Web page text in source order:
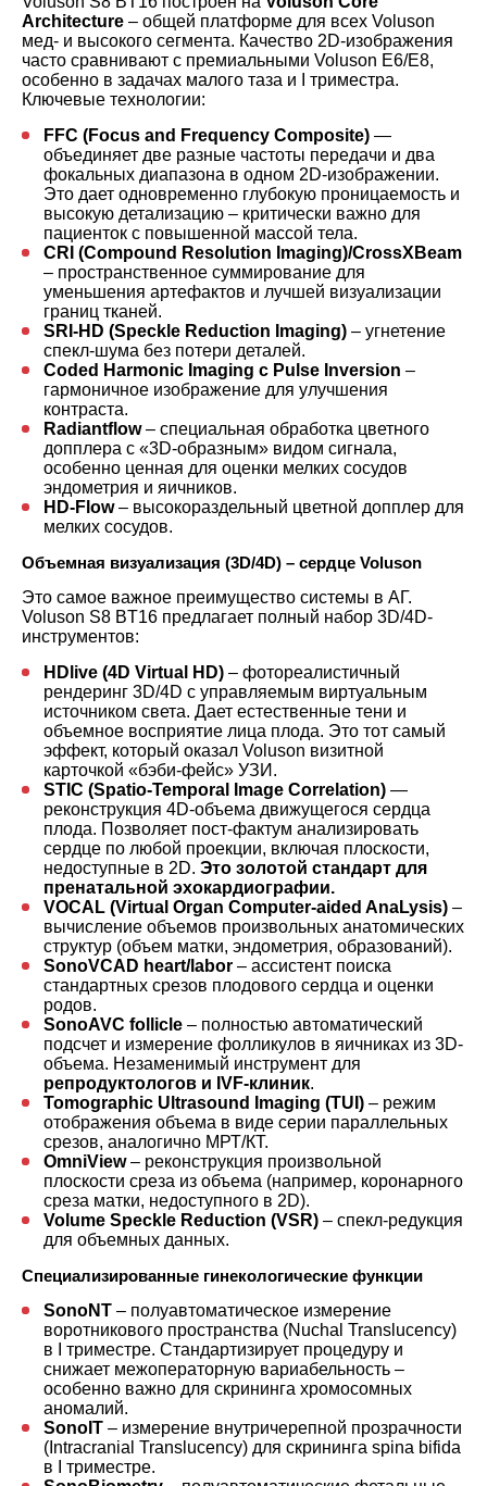
Architecture – общей платформе для всех Voluson
мед- и высокого сегмента. Качество 2D-изображения
часто сравнивают с премиальными Voluson E6/E8,
особенно в задачах малого таза и I триместра.
Ключевые технологии:
FFC (Focus and Frequency Composite) —
объединяет две разные частоты передачи и два
фокальных диапазона в одном 2D-изображении.
Это дает одновременно глубокую проницаемость и
высокую детализацию – критически важно для
пациенток с повышенной массой тела.
CRI (Compound Resolution Imaging)/CrossXBeam
– пространственное суммирование для
уменьшения артефактов и лучшей визуализации
границ тканей.
SRI-HD (Speckle Reduction Imaging) – угнетение
спекл-шума без потери деталей.
Coded Harmonic Imaging с Pulse Inversion –
гармоничное изображение для улучшения
контраста.
Radiantflow– специальная обработка цветного
допплера с «3D-образным» видом сигнала,
особенно ценная для оценки мелких сосудов
эндометрия и яичников.
HD-Flow– высокораздельный цветной допплер для
мелких сосудов.
Объемная визуализация (3D/4D) – сердце Voluson
Это самое важное преимущество системы в АГ.
Voluson S8 BT16 предлагает полный набор 3D/4D-
инструментов:
HDlive (4D Virtual HD) – фотореалистичный
рендеринг 3D/4D с управляемым виртуальным
источником света. Дает естественные тени и
объемное восприятие лица плода. Это тот самый
эффект, который оказал Voluson визитной
карточкой «бэби-фейс» УЗИ.
STIC (Spatio-Temporal Image Correlation) —
реконструкция 4D-объема движущегося сердца
плода. Позволяет пост-фактум анализировать
сердце по любой проекции, включая плоскости,
недоступные в 2D. Это золотой стандарт для
пренатальной эхокардиографии.
VOCAL (Virtual Organ Computer-aided AnaLysis) –
вычисление объемов произвольных анатомических
структур (объем матки, эндометрия, образований).
SonoVCAD heart/labor – ассистент поиска
стандартных срезов плодового сердца и оценки
родов.
SonoAVC follicle – полностью автоматический
подсчет и измерение фолликулов в яичниках из 3D-
объема. Незаменимый инструмент для
репродуктологов и IVF-клиник.
Tomographic Ultrasound Imaging (TUI) – режим
отображения объема в виде серии параллельных
срезов, аналогично МРТ/КТ.
OmniView– реконструкция произвольной
плоскости среза из объема (например, коронарного
среза матки, недоступного в 2D).
Volume Speckle Reduction (VSR) – спекл-редукция
для объемных данных.
Специализированные гинекологические функции
SonoNT – полуавтоматическое измерение
воротникового пространства (Nuchal Translucency)
в I триместре. Стандартизирует процедуру и
снижает межоператорную вариабельность –
особенно важно для скрининга хромосомных
аномалий.
SonoIT – измерение внутричерепной прозрачности
(Intracranial Translucency) для скрининга spina bifida
в I триместре.